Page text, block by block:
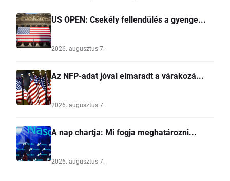
US OPEN: Csekély fellendülés a gyenge...
2026. augusztus 7.
Az NFP-adat jóval elmaradt a várakozá...
2026. augusztus 7.
A nap chartja: Mi fogja meghatározni...
2026. augusztus 7.